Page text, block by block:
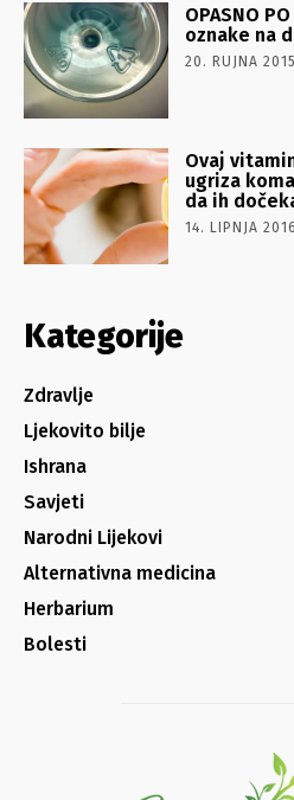
OPASNO
oznake na
20. RUJNA
Ovaj
ugriza
da ih
14. LIPNJA
Kategorije
Zdravlje
Ljekovito bilje
Ishrana
Savjeti
Narodni Lijekovi
Alternativna medicina
Herbarium
Bolesti